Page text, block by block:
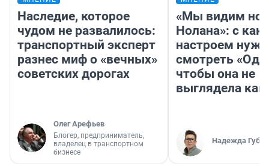
Наследие, которое
чудом не развалилось:
транспортный эксперт
разнес миф о «вечных»
советских дорогах
Олег Арефьев
Блогер, предприниматель,
владелец в транспортном
бизнесе
«Мы видим
Нолана»: с
настроем
смотреть
чтобы она не
выглядела как
Надежда